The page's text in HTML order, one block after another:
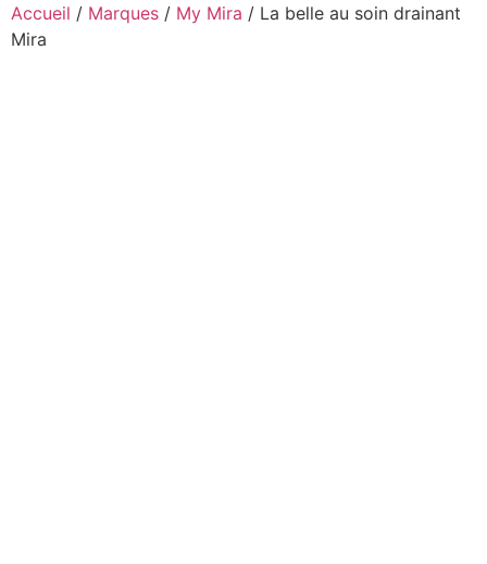
Accueil / Marques / My Mira / La belle au soin drainant
Mira